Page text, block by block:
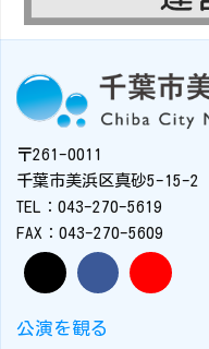
〒261-0011
千葉市美浜区真砂5-15-2
TEL：043-270-5619
FAX：043-270-5609
公演を観る